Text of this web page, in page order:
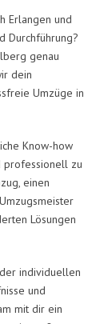
Erlangen und
Durchführung?
genau
dein
Umzüge in
Know-how
professionell zu
einen
Lösungen
individuellen
und
mit dir ein